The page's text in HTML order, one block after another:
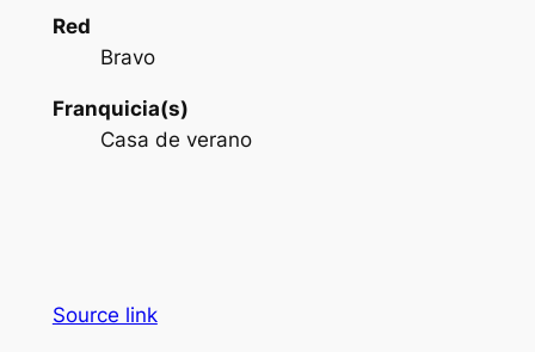
Red
Bravo
Franquicia(s)
Casa de verano
Source link